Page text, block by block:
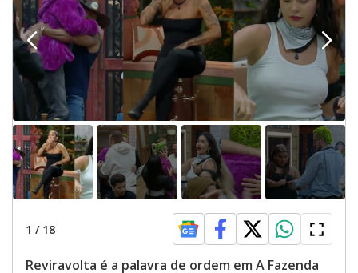
1 / 18
Reviravolta é a palavra de ordem em A Fazenda